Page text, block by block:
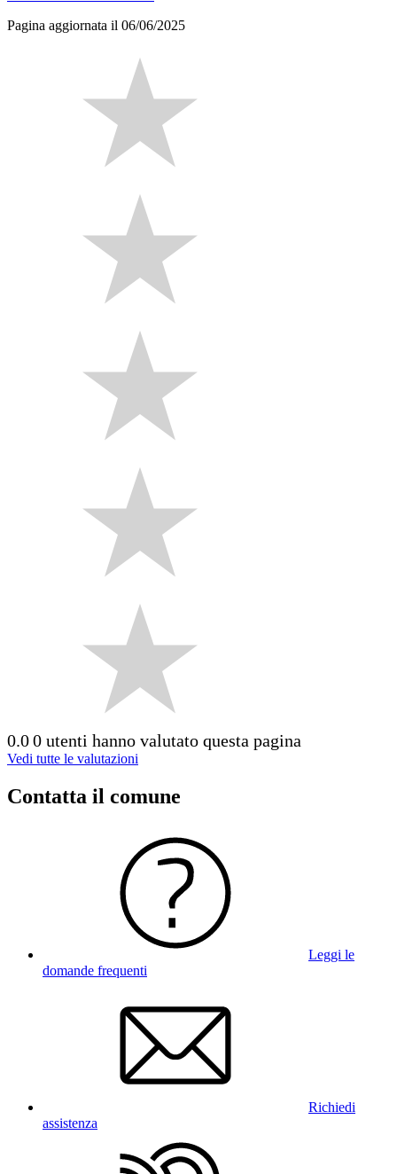
Pagina aggiornata il 06/06/2025
0.00 utenti hanno valutato questa pagina
Vedi tutte le valutazioni
Contatta il comune
Leggi le
domande frequenti
Richiedi
assistenza